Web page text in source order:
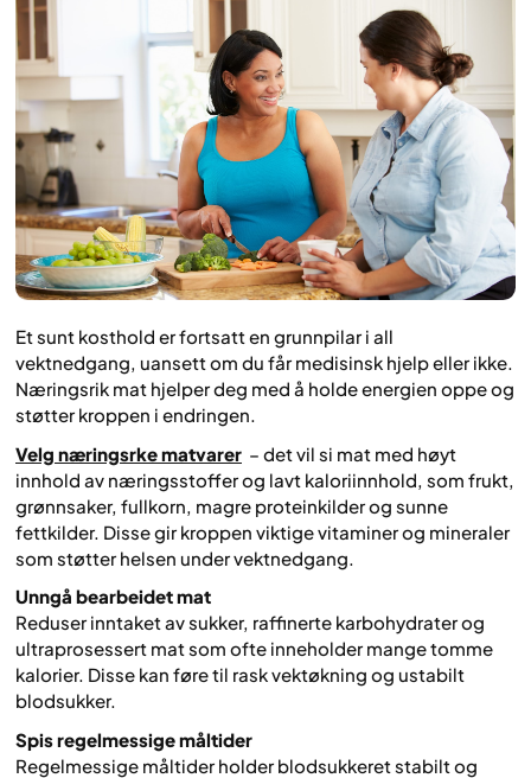
Et sunt kosthold er fortsatt en grunnpilar i all
vektnedgang, uansett om du får medisinsk hjelp eller ikke.
Næringsrik mat hjelper deg med å holde energien oppe og
støtter kroppen i endringen.
Velg næringsrke matvarer – det vil si mat med høyt
innhold av næringsstoffer og lavt kaloriinnhold, som frukt,
grønnsaker, fullkorn, magre proteinkilder og sunne
fettkilder. Disse gir kroppen viktige vitaminer og mineraler
som støtter helsen under vektnedgang.
Unngå bearbeidet mat
Reduser inntaket av sukker, raffinerte karbohydrater og
ultraprosessert mat som ofte inneholder mange tomme
kalorier. Disse kan føre til rask vektøkning og ustabilt
blodsukker.
Spis regelmessige måltider
Regelmessige måltider holder blodsukkeret stabilt og